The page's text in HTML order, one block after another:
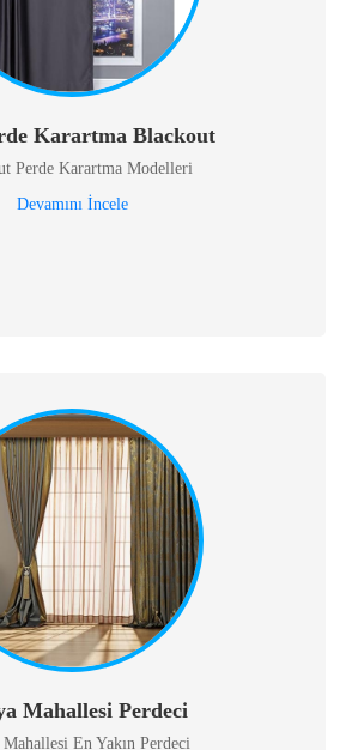
Karartma Blackout
Perde Karartma Modelleri
Devamını İncele
Mahallesi Perdeci
En Yakın Perdeci